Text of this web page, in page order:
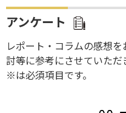
アンケート
レポート・コラムの感想
討等に参考にさせていただ
※は必須項目です。